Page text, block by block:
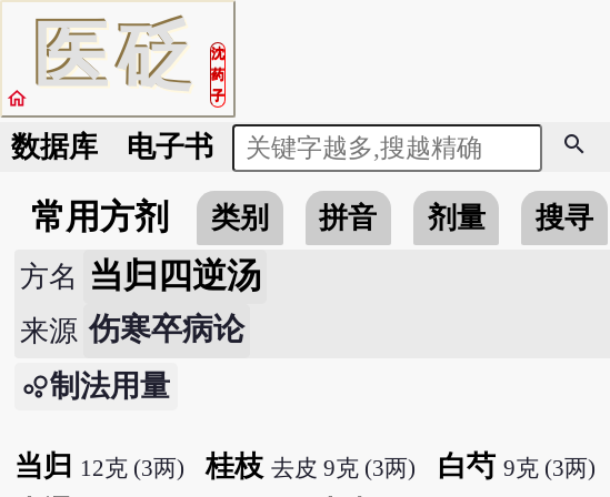
医砭
沈
药
子
home
数据库 电子书 search
常用方剂 类别 拼音 剂量 搜寻
方名 当归四逆汤
来源 伤寒卒病论
制法用量
当归 12克 (3两) 桂枝 去皮 9克 (3两) 白芍 9克 (3两)